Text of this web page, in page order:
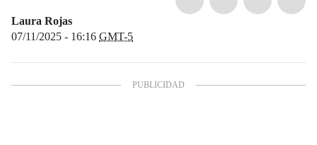
Laura Rojas
07/11/2025 - 16:16 GMT-5